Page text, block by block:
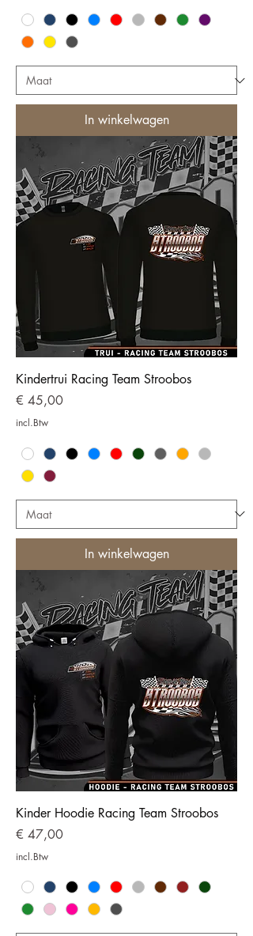
In winkelwagen
Kindertrui Racing Team Stroobos
Prijs
€ 45,00
incl.Btw
In winkelwagen
Kinder Hoodie Racing Team Stroobos
Prijs
€ 47,00
incl.Btw